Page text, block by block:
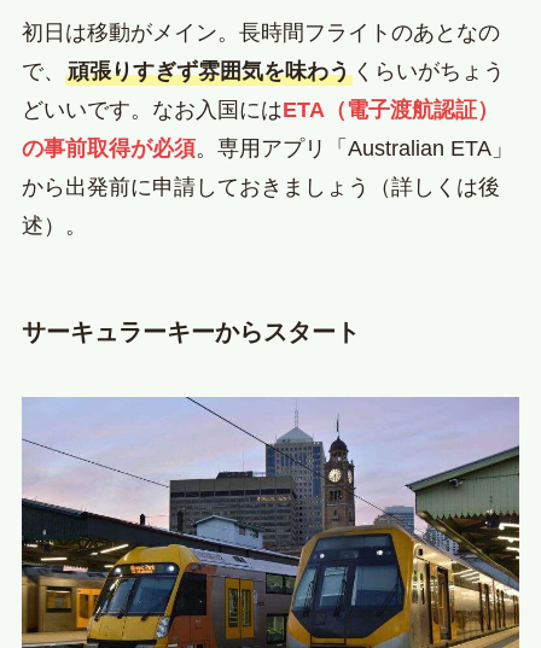
初日は移動がメイン。長時間フライトのあとなの
で、 頑張りすぎず雰囲気を味わうくらいがちょう
どいいです。なお入国にはETA（電子渡航認証）
の事前取得が必須。専用アプリ「Australian ETA」
から出発前に申請しておきましょう（詳しくは後
述）。
サーキュラーキーからスタート